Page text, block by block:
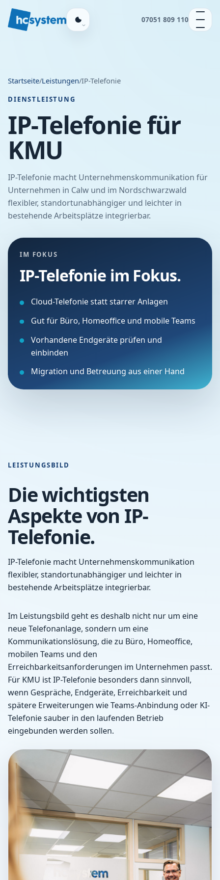
07051 809 110
Startseite/Leistungen/IP-Telefonie
DIENSTLEISTUNG
IP-Telefonie für
KMU
IP-Telefonie macht Unternehmenskommunikation für
Unternehmen in Calw und im Nordschwarzwald
flexibler, standortunabhängiger und leichter in
bestehende Arbeitsplätze integrierbar.
IM FOKUS
IP-Telefonie im Fokus.
Cloud-Telefonie statt starrer Anlagen
Gut für Büro, Homeoffice und mobile Teams
Vorhandene Endgeräte prüfen und
einbinden
Migration und Betreuung aus einer Hand
LEISTUNGSBILD
Die wichtigsten
Aspekte von IP-
Telefonie.
IP-Telefonie macht Unternehmenskommunikation
flexibler, standortunabhängiger und leichter in
bestehende Arbeitsplätze integrierbar.
Im Leistungsbild geht es deshalb nicht nur um eine
neue Telefonanlage, sondern um eine
Kommunikationslösung, die zu Büro, Homeoffice,
mobilen Teams und den
Erreichbarkeitsanforderungen im Unternehmen passt.
Für KMU ist IP-Telefonie besonders dann sinnvoll,
wenn Gespräche, Endgeräte, Erreichbarkeit und
spätere Erweiterungen wie Teams-Anbindung oder KI-
Telefonie sauber in den laufenden Betrieb
eingebunden werden sollen.